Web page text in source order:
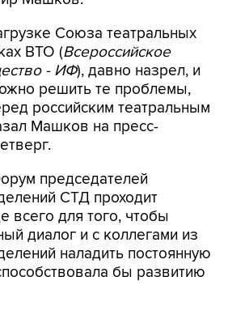
Союза театральных
ВТО (Всероссийское
- ИФ), давно назрел, и
решить те проблемы,
российским театральным
Машков на пресс-
председателей
СТД проходит
всего для того, чтобы
диалог и с коллегами из
наладить постоянную
бы развитию